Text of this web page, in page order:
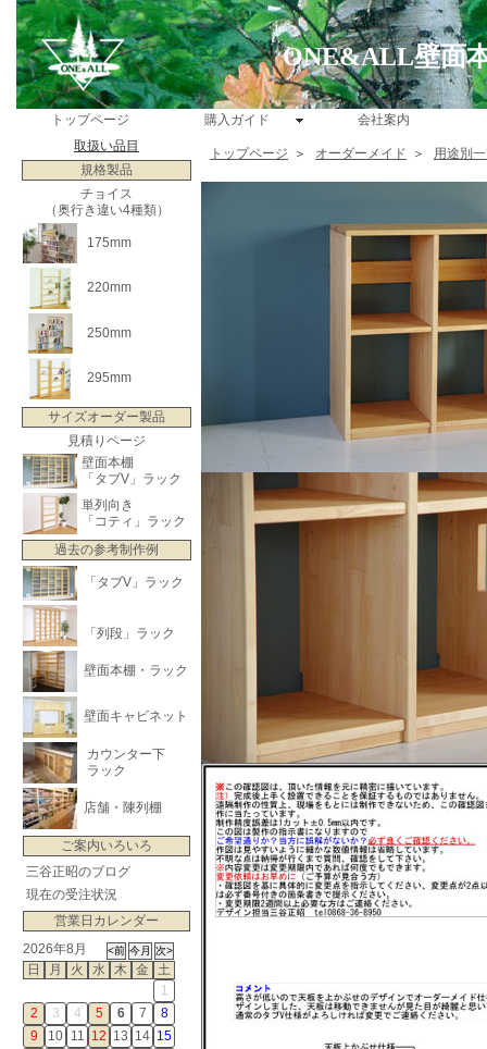
ONE&ALL壁面
トップページ 購入ガイド
会社案内
取扱い品目
規格製品
チョイス
（奥行き違い4種類）
175mm
220mm
250mm
295mm
サイズオーダー製品
見積りページ
壁面本棚
「タブV」ラック
単列向き
「コティ」ラック
過去の参考制作例
「タブV」ラック
「列段」ラック
壁面本棚・ラック
壁面キャビネット
カウンター下
ラック
店舗・陳列棚
ご案内いろいろ
三谷正昭のブログ
現在の受注状況
営業日カレンダー
2026年8月
日
月 火 水 木 金
土
1
2
3 4 5 6 7
8
9
10 11 12 13 14 15
トップページ ＞ オーダーメイド ＞ 用途別